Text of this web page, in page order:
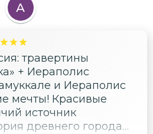
А
травертины
+ Иераполис
и Иераполис
мечты! Красивые
источник
древнего города